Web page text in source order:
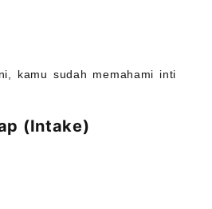
kamu sudah memahami inti
(Intake)